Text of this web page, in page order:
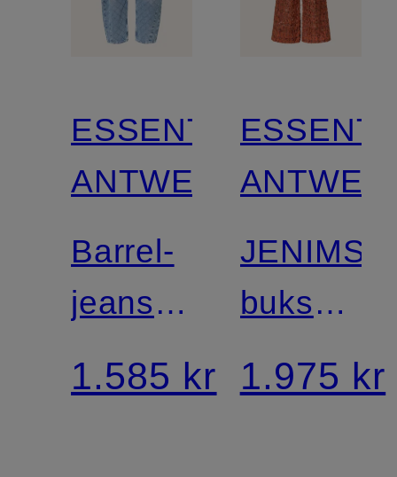
ESSENTIEL
ANTWERP
Barrel-
jeans
KATSU
1.585 kr
JENIMS-
bukser
med
pailletter
1.975 kr